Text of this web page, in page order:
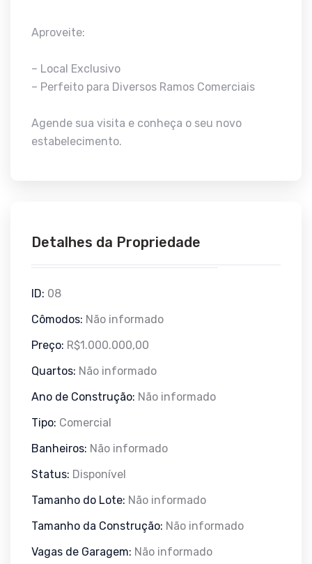
Aproveite:
– Local Exclusivo
– Perfeito para Diversos Ramos Comerciais
Agende sua visita e conheça o seu novo
estabelecimento.
Detalhes da Propriedade
ID: 08
Cômodos: Não informado
Preço: R$1.000.000,00
Quartos: Não informado
Ano de Construção: Não informado
Tipo: Comercial
Banheiros: Não informado
Status: Disponível
Tamanho do Lote: Não informado
Tamanho da Construção: Não informado
Vagas de Garagem: Não informado